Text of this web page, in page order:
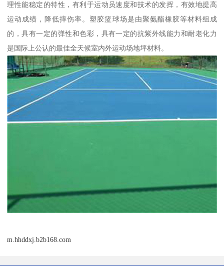
理性能稳定的特性，有利于运动员速度和技术的发挥，有效地提高
运动成绩，降低摔伤率。塑胶篮球场是由聚氨酯橡胶等材料组成
的，具有一定的弹性和色彩，具有一定的抗紫外线能力和耐老化力
是国际上公认的最佳全天候室内外运动场地坪材料。
m.hhddxj.b2b168.com